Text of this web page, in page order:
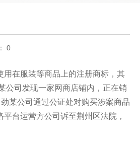
0
在服装等商品上的注册商标，其
公司发现一家网商店铺内，正在销
某公司通过公证处对购买涉案商品
台运营方公司诉至荆州区法院，